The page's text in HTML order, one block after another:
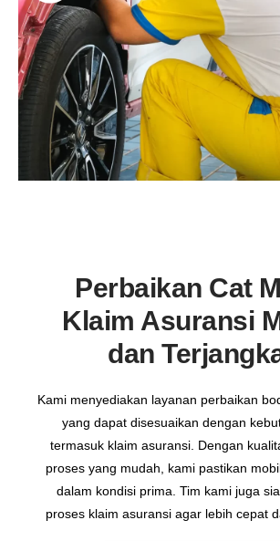
Perbaikan Cat
Klaim Asuransi
dan
Kami menyediakan layanan perbaikan
yang dapat disesuaikan dengan
termasuk klaim asuransi. Dengan
proses yang mudah, kami pastikan
dalam kondisi prima. Tim kami juga
proses klaim asuransi agar lebih cepat